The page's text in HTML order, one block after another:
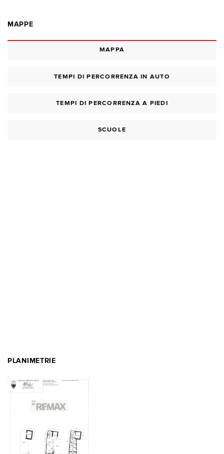
MAPPE
MAPPA
TEMPI DI PERCORRENZA IN AUTO
TEMPI DI PERCORRENZA A PIEDI
SCUOLE
PLANIMETRIE